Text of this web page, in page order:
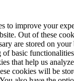
to improve your
Out of these
are stored on
basic
that help us
cookies will be